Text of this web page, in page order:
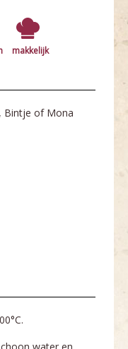
makkelijk
Bintje of Mona